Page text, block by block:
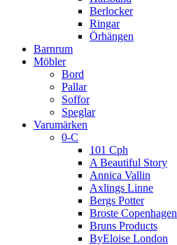
Berlocker
Ringar
Örhängen
Barnrum
Möbler
Bord
Pallar
Soffor
Speglar
Varumärken
0-C
101 Cph
A Beautiful Story
Annica Vallin
Axlings Linne
Bergs Potter
Broste Copenhagen
Bruns Products
ByEloise London